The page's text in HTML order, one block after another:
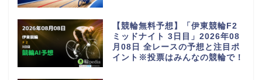
【競輪無料予想】「伊東競輪F2
ミッドナイト 3日目」2026年08
月08日 全レースの予想と注目ポ
イント※投票はみんなの競輪で！